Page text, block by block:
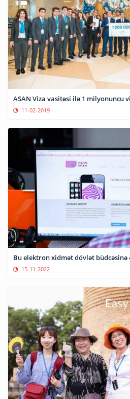
ASAN Viza vasitəsi ilə 1 milyonuncu
11-02-2019
Bu elektron xidmət dövlət büdcəsinə
15-11-2022